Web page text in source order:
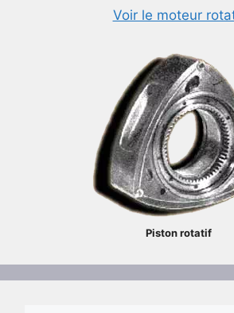
Voir le moteur
Piston rotatif